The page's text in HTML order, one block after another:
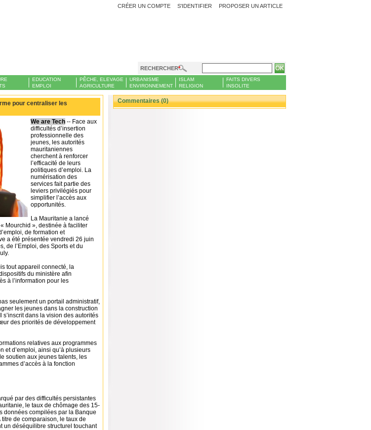
PROPOSER UN ARTICLE
CRÉER UN COMPTE S'IDENTIFIER
RECHERCHER
EDUCATION
EMPLOI
PÊCHE, ELEVAGE
AGRICULTURE
URBANISME
ENVIRONNEMENT
ISLAM
RELIGION
FAITS DIVERS
INSOLITE
pour centraliser les
We are Tech -- Face aux
difficultés d’insertion
professionnelle des
jeunes, les autorités
mauritaniennes
cherchent à renforcer
l’efficacité de leurs
politiques d’emploi. La
numérisation des
services fait partie des
leviers privilégiés pour
simplifier l’accès aux
opportunités.
La Mauritanie a lancé
Mourchid », destinée à faciliter
de formation et
a été présentée vendredi 26 juin
de l’Emploi, des Sports et du
tout appareil connecté, la
du ministère afin
à l’information pour les
seulement un portail administratif,
les jeunes dans la construction
dans la vision des autorités
des priorités de développement
relatives aux programmes
et d’emploi, ainsi qu’à plusieurs
soutien aux jeunes talents, les
d’accès à la fonction
par des difficultés persistantes
le taux de chômage des 15-
données compilées par la Banque
de comparaison, le taux de
un déséquilibre structurel touchant
Commentaires (0)